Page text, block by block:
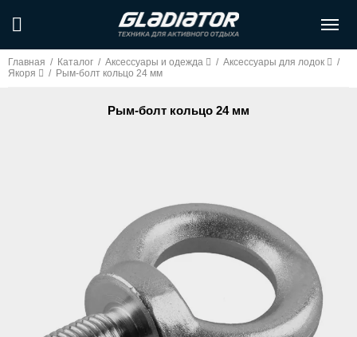
Главная / Каталог / Аксессуары и одежда / Аксессуары для лодок
/
Якоря
/ Рым-болт кольцо 24 мм
Рым-болт кольцо 24 мм